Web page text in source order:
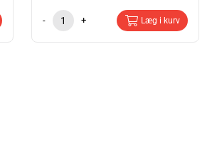
- + Læg i kurv